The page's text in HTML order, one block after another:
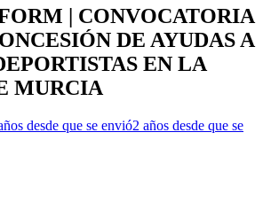
| CONVOCATORIA
DE AYUDAS A
EN LA
MURCIA
desde que se envió2 años desde que se